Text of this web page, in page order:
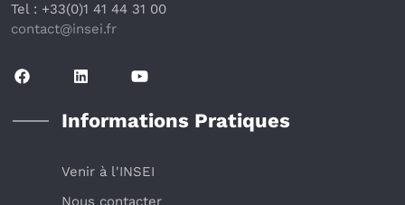
Tel : +33(0)1 41 44 31 00
contact@insei.fr
Informations Pratiques
Venir à l'INSEI
Nous contacter